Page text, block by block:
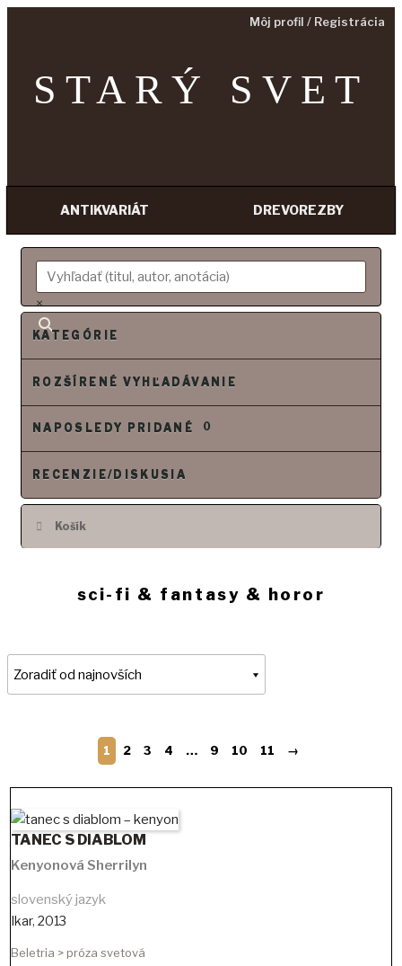
Môj profil / Registrácia
STARÝ SVET
ANTIKVARIÁT DREVOREZBY
Prejsť
obsah
×
KATEGÓRIE
ROZŠÍRENÉ VYHĽADÁVANIE
NAPOSLEDY PRIDANÉ 0
RECENZIE/DISKUSIA
Košík
sci-fi & fantasy & horor
1 2 3 4 … 9 10 11 →
TANEC S DIABLOM
Kenyonová Sherrilyn
slovenský jazyk
Ikar, 2013
Beletria > próza svetová